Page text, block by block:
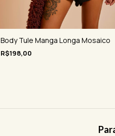
Body Tule Manga Longa Mosaico
R$198,00